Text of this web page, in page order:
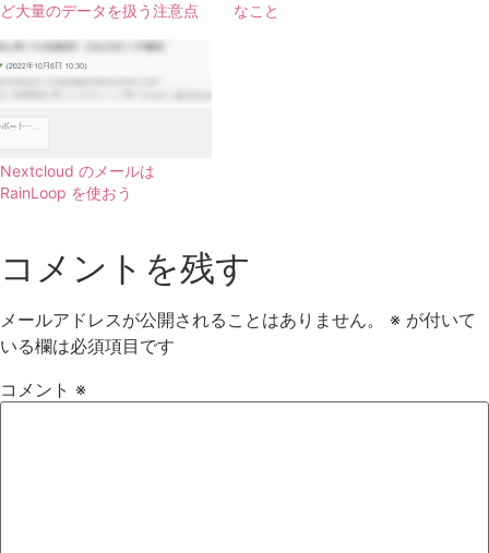
ど大量のデータを扱う注意点
なこと
Nextcloud のメールは
RainLoop を使おう
コメントを残す
メールアドレスが公開されることはありません。 ※ が付いて
いる欄は必須項目です
コメント ※